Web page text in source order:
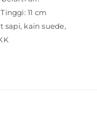
11 cm
sapi, kain suede,